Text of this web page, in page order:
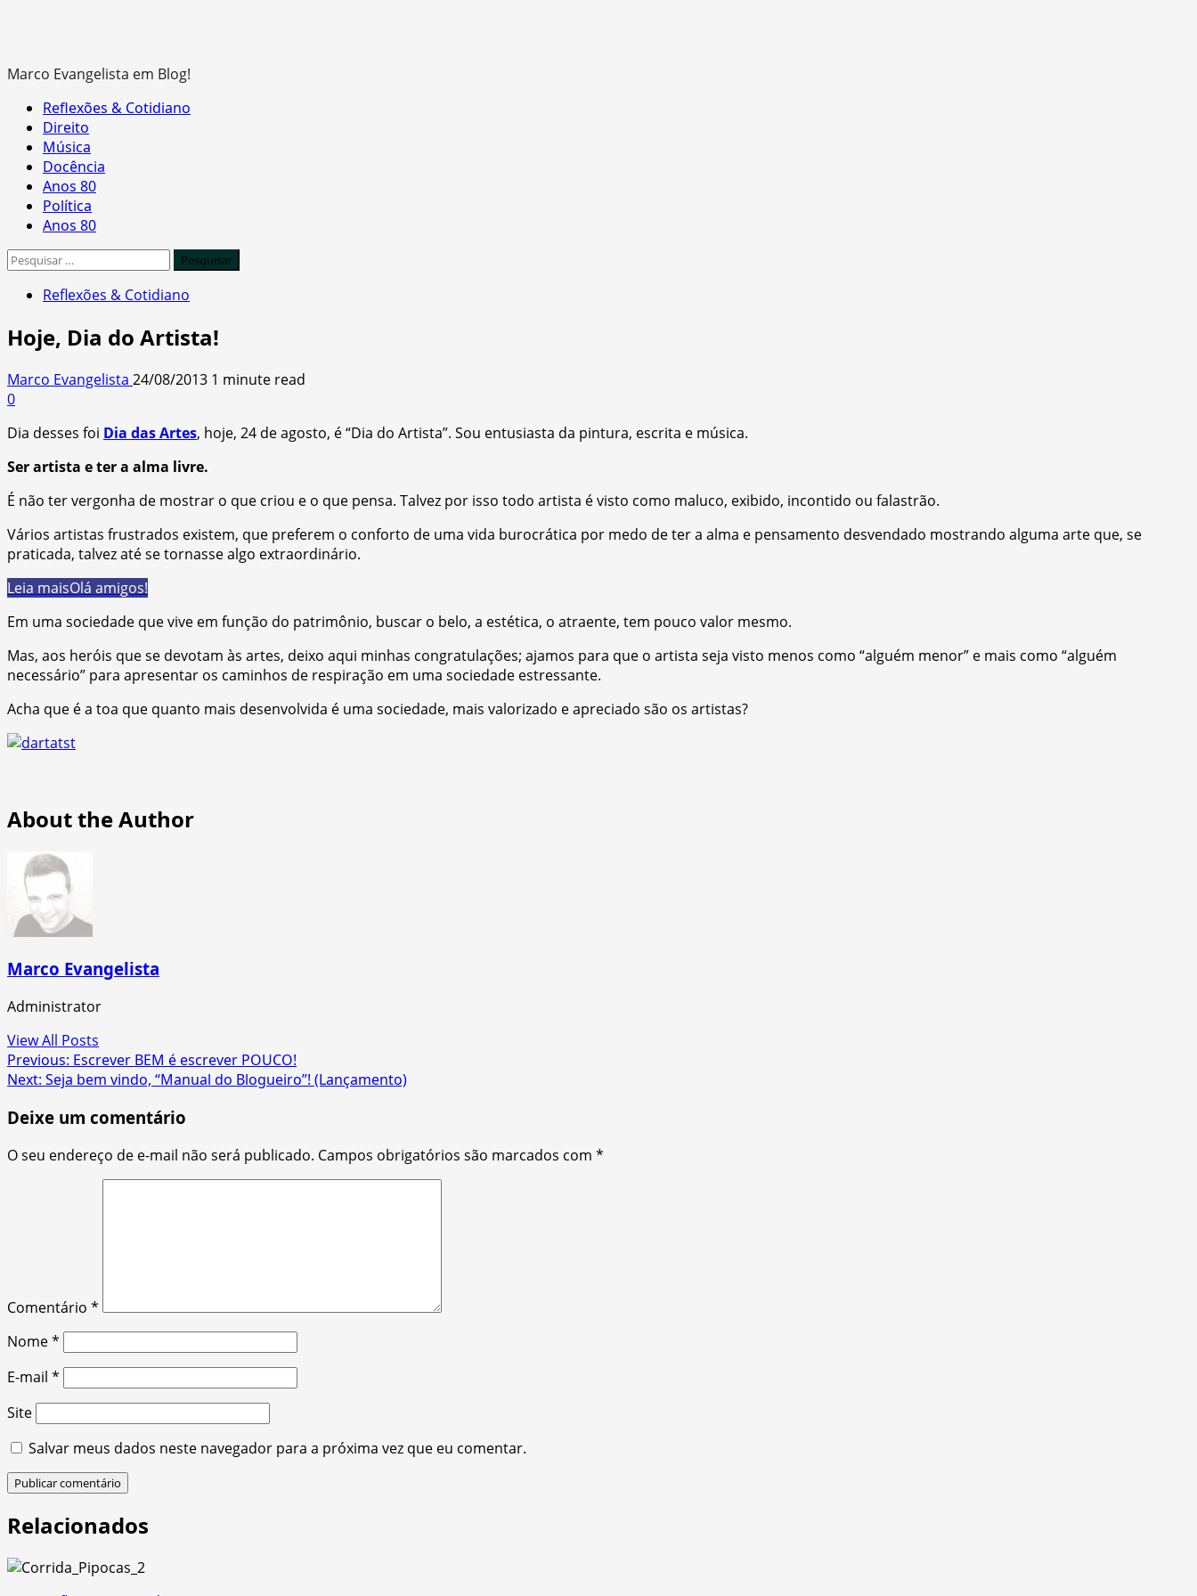
Marco Evangelista em Blog!
Primary
Menu
Reflexões & Cotidiano
Direito
Música
Docência
Anos 80
Política
Anos 80
Pesquisar
Reflexões & Cotidiano
Hoje, Dia do Artista!
Marco Evangelista 24/08/2013 1 minute read
0
Dia desses foi Dia das Artes, hoje, 24 de agosto, é “Dia do Artista”. Sou entusiasta da pintura, escrita e música.
Ser artista e ter a alma livre.
É não ter vergonha de mostrar o que criou e o que pensa. Talvez por isso todo artista é visto como maluco, exibido, incontido ou falastrão.
Vários artistas frustrados existem, que preferem o conforto de uma vida burocrática por medo de ter a alma e pensamento desvendado mostrando alguma arte que, se
praticada, talvez até se tornasse algo extraordinário.
Leia maisOlá amigos!
Em uma sociedade que vive em função do patrimônio, buscar o belo, a estética, o atraente, tem pouco valor mesmo.
Mas, aos heróis que se devotam às artes, deixo aqui minhas congratulações; ajamos para que o artista seja visto menos como “alguém menor” e mais como “alguém
necessário” para apresentar os caminhos de respiração em uma sociedade estressante.
Acha que é a toa que quanto mais desenvolvida é uma sociedade, mais valorizado e apreciado são os artistas?
About the Author
Marco Evangelista
Administrator
View All Posts
Post
navigation
Previous: Escrever BEM é escrever POUCO!
Next: Seja bem vindo, “Manual do Blogueiro”! (Lançamento)
Deixe um comentário
O seu endereço de e-mail não será publicado. Campos obrigatórios são marcados com *
Comentário *
Nome*
E-mail *
Site
Salvar meus dados neste navegador para a próxima vez que eu comentar.
Relacionados